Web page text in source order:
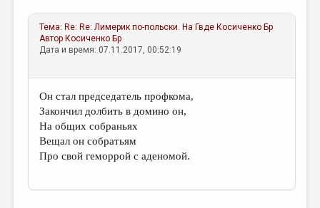
Тема: Re: Re: Лимерик по-польски. На Гвде Косиченко Бр
Автор Косиченко Бр
Дата и время: 07.11.2017, 00:52:19
Он стал председатель профкома,
Закончил долбить в домино он,
На общих собраньях
Вещал он собратьям
Про свой геморрой с аденомой.